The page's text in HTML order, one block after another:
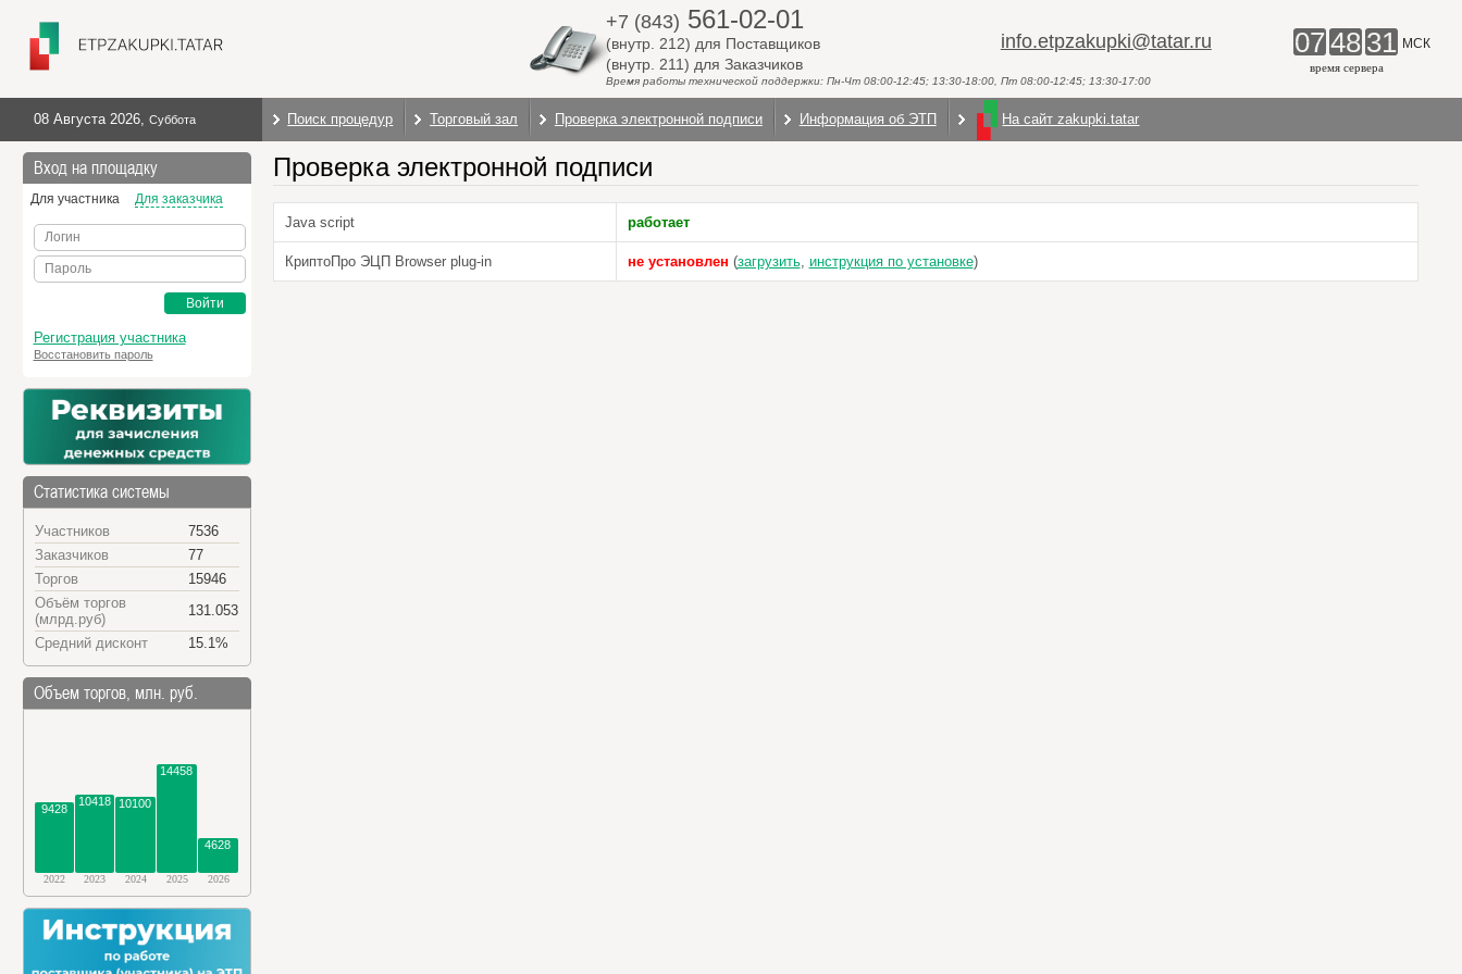
+7 (843) 561-02-01
(внутр. 212) для Поставщиков
(внутр. 211) для Заказчиков
info.etpzakupki@tatar.ru
Время работы технической поддержки: Пн-Чт 08:00-12:45; 13:30-18:00, Пт 08:00-12:45; 13:30-17:00
07 48 31 МСК
время сервера
08 Августа 2026, Суббота Поиск процедур Торговый зал Проверка электронной подписи Информация об ЭТП На сайт zakupki.tatar
Вход на площадку
Для участника Для заказчика
Логин
Пароль
Войти
Регистрация участника
Восстановить пароль
Статистика системы
Участников
7536
Заказчиков
77
Торгов
15946
Объём торгов
(млрд.руб)
131.053
Средний дисконт
15.1%
Объем торгов, млн. руб.
9428
10418 10100
14458
4628
2022 2023 2024 2025 2026
Проверка электронной подписи
Java script работает
КриптоПро ЭЦП Browser plug-in не установлен (загрузить, инструкция по установке)